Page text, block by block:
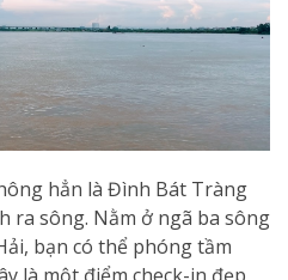
hẳn là Đình Bát Tràng
ra sông. Nằm ở ngã ba sông
bạn có thể phóng tầm